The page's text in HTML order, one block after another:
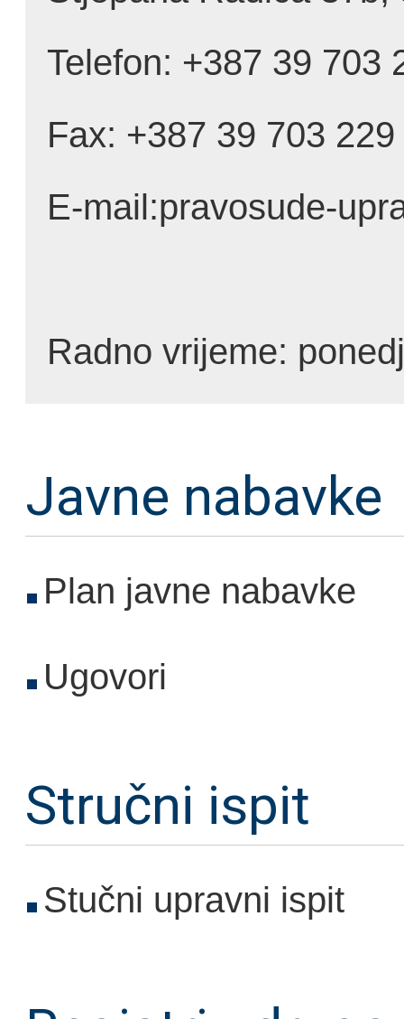
Telefon: +387 39 703
Fax: +387 39 703 229
E-mail:pravosude-
Radno vrijeme:
Javne nabavke
Plan javne nabavke
Ugovori
Stručni ispit
Stučni upravni ispit